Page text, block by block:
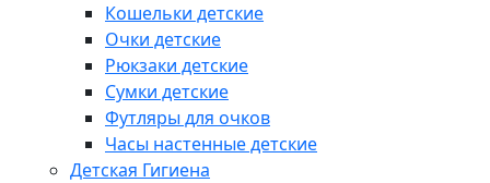
Кошельки детские
Очки детские
Рюкзаки детские
Сумки детские
Футляры для очков
Часы настенные детские
Детская Гигиена